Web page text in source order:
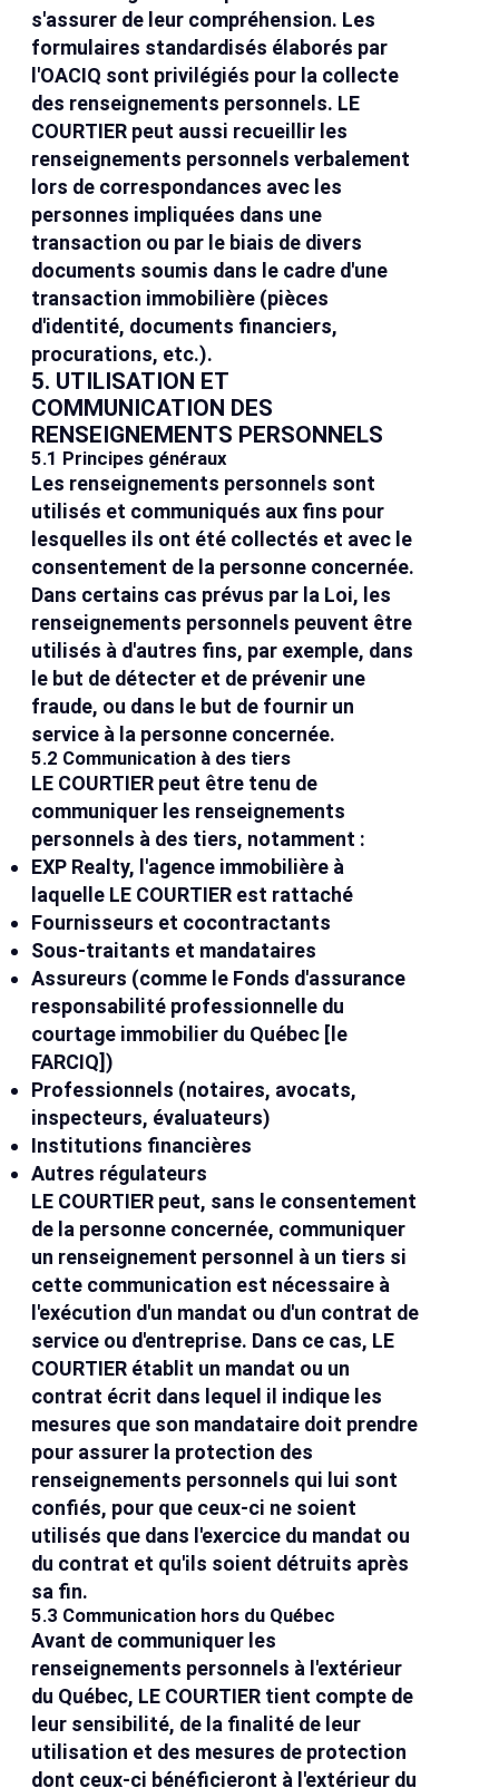
s'assurer de leur compréhension. Les
formulaires standardisés élaborés par
l'OACIQ sont privilégiés pour la collecte
des renseignements personnels. LE
COURTIER peut aussi recueillir les
renseignements personnels verbalement
lors de correspondances avec les
personnes impliquées dans une
transaction ou par le biais de divers
documents soumis dans le cadre d'une
transaction immobilière (pièces
d'identité, documents financiers,
procurations, etc.).
5. UTILISATION ET
COMMUNICATION DES
RENSEIGNEMENTS PERSONNELS
5.1 Principes généraux
Les renseignements personnels sont
utilisés et communiqués aux fins pour
lesquelles ils ont été collectés et avec le
consentement de la personne concernée.
Dans certains cas prévus par la Loi, les
renseignements personnels peuvent être
utilisés à d'autres fins, par exemple, dans
le but de détecter et de prévenir une
fraude, ou dans le but de fournir un
service à la personne concernée.
5.2 Communication à des tiers
LE COURTIER peut être tenu de
communiquer les renseignements
personnels à des tiers, notamment :
EXP Realty, l'agence immobilière à
laquelle LE COURTIER est rattaché
Fournisseurs et cocontractants
Sous-traitants et mandataires
Assureurs (comme le Fonds d'assurance
responsabilité professionnelle du
courtage immobilier du Québec [le
FARCIQ])
Professionnels (notaires, avocats,
inspecteurs, évaluateurs)
Institutions financières
Autres régulateurs
LE COURTIER peut, sans le consentement
de la personne concernée, communiquer
un renseignement personnel à un tiers si
cette communication est nécessaire à
l'exécution d'un mandat ou d'un contrat de
service ou d'entreprise. Dans ce cas, LE
COURTIER établit un mandat ou un
contrat écrit dans lequel il indique les
mesures que son mandataire doit prendre
pour assurer la protection des
renseignements personnels qui lui sont
confiés, pour que ceux-ci ne soient
utilisés que dans l'exercice du mandat ou
du contrat et qu'ils soient détruits après
sa fin.
5.3 Communication hors du Québec
Avant de communiquer les
renseignements personnels à l'extérieur
du Québec, LE COURTIER tient compte de
leur sensibilité, de la finalité de leur
utilisation et des mesures de protection
dont ceux-ci bénéficieront à l'extérieur du